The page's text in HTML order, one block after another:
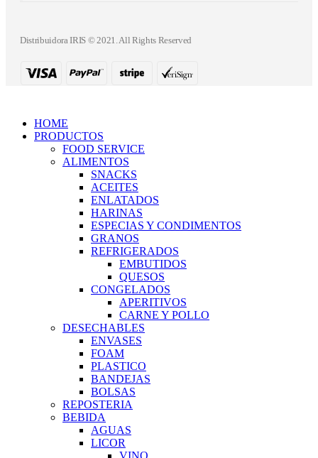
Distribuidora IRIS © 2021. All Rights Reserved
HOME
PRODUCTOS
FOOD SERVICE
ALIMENTOS
SNACKS
ACEITES
ENLATADOS
HARINAS
ESPECIAS Y CONDIMENTOS
GRANOS
REFRIGERADOS
EMBUTIDOS
QUESOS
CONGELADOS
APERITIVOS
CARNE Y POLLO
DESECHABLES
ENVASES
FOAM
PLASTICO
BANDEJAS
BOLSAS
REPOSTERIA
BEBIDA
AGUAS
LICOR